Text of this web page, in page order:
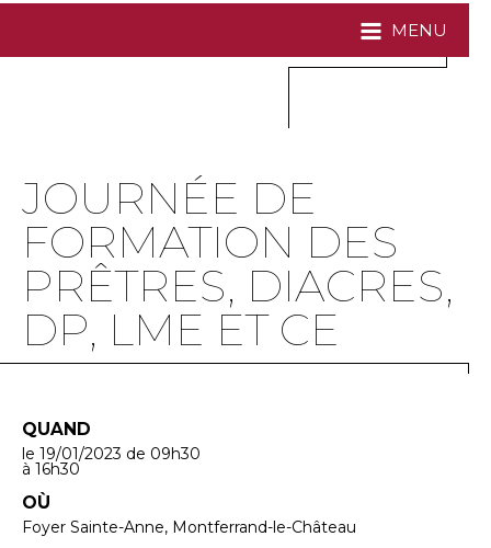
MENU
JOURNÉE DE
FORMATION DES
PRÊTRES, DIACRES,
DP, LME ET CE
QUAND
le 19/01/2023 de 09h30
à 16h30
OÙ
Foyer Sainte-Anne, Montferrand-le-Château